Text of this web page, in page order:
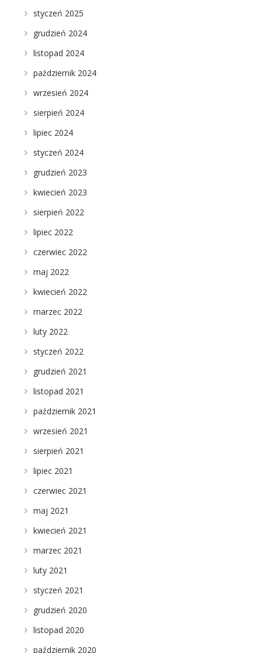
styczeń 2025
grudzień 2024
listopad 2024
październik 2024
wrzesień 2024
sierpień 2024
lipiec 2024
styczeń 2024
grudzień 2023
kwiecień 2023
sierpień 2022
lipiec 2022
czerwiec 2022
maj 2022
kwiecień 2022
marzec 2022
luty 2022
styczeń 2022
grudzień 2021
listopad 2021
październik 2021
wrzesień 2021
sierpień 2021
lipiec 2021
czerwiec 2021
maj 2021
kwiecień 2021
marzec 2021
luty 2021
styczeń 2021
grudzień 2020
listopad 2020
październik 2020